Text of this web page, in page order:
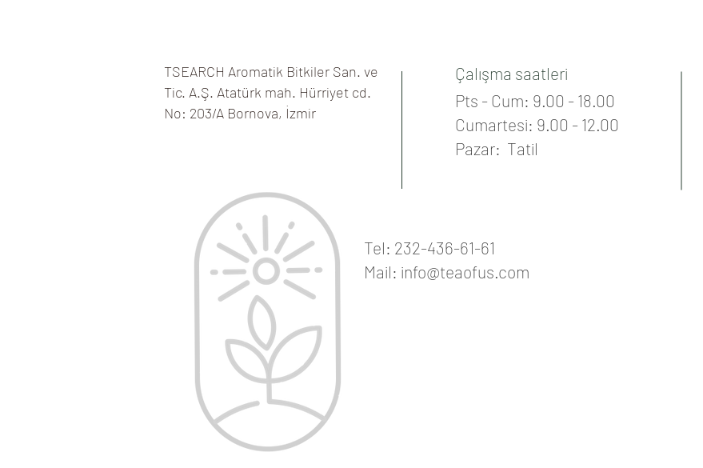
TSEARCH Aromatik Bitkiler San. ve
Tic. A.Ş. Atatürk mah. Hürriyet cd.
No: 203/A Bornova, İzmir
Çalışma saatleri
Pts - Cum: 9.00 - 18.00
Cumartesi: 9.00 - 12.00
Pazar: Tatil
Tel: 232-436-61-61
Mail: info@teaofus.com